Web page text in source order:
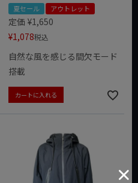
夏セール アウトレット
定価 ¥1,650
¥1,078税込
自然な風を感じる間欠モード
搭載
カートに入れる